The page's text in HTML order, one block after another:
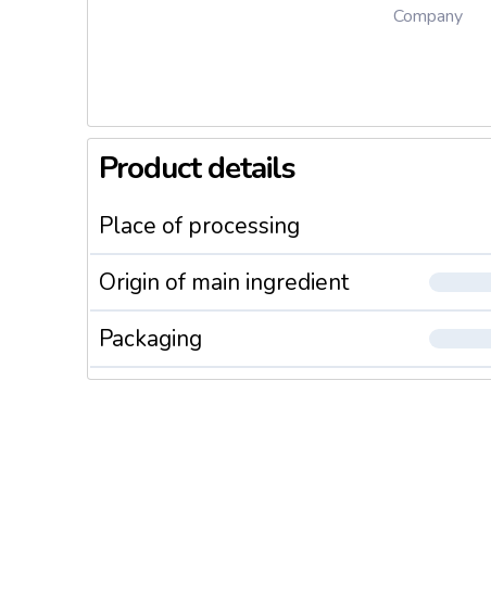
Company
Product details
Place of processing
Origin of main ingredient
Packaging